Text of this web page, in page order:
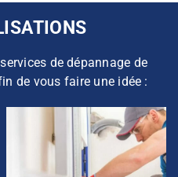
de dépannage de
de vous faire une idée :